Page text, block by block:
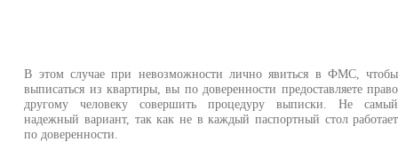
В этом случае при невозможности лично явиться в ФМС, чтобы
выписаться из квартиры, вы по доверенности предоставляете право
другому человеку совершить процедуру выписки. Не самый
надежный вариант, так как не в каждый паспортный стол работает
по доверенности.